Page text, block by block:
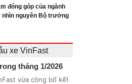
đóng góp của ngành
nhìn nguyên Bộ trưởng
xe VinFast
tháng 1/2026
vừa công bố kết